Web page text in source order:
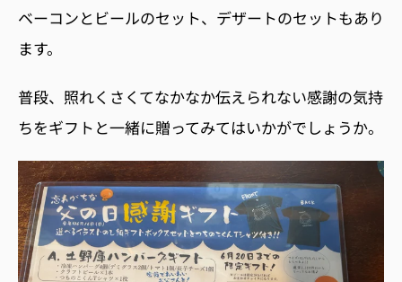
ベーコンとビールのセット、デザートのセットもあり
ます。
普段、照れくさくてなかなか伝えられない感謝の気持
ちをギフトと一緒に贈ってみてはいかがでしょうか。